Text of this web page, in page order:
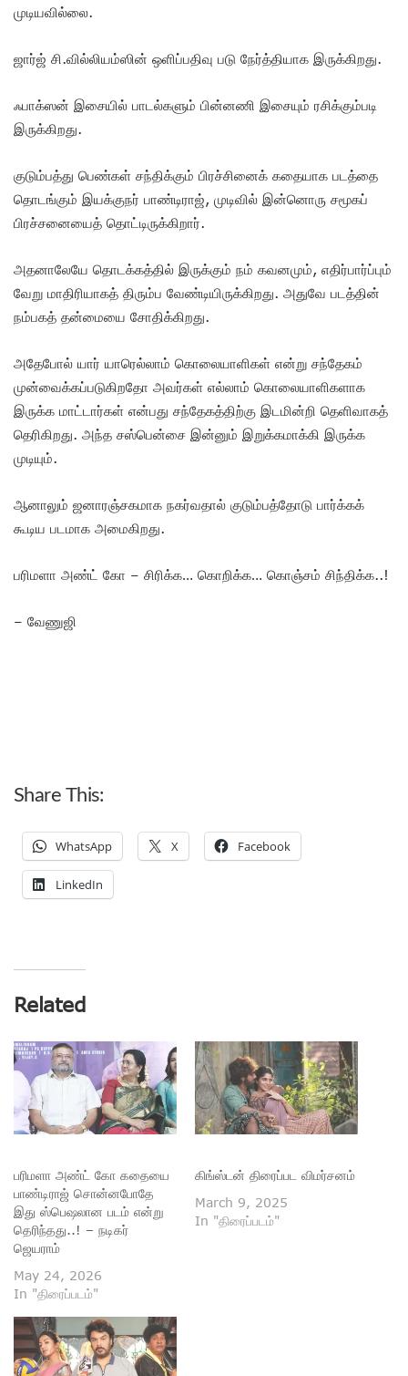
முடியவில்லை.
ஜார்ஜ் சி.வில்லியம்ஸின் ஒளிப்பதிவு படு நேர்த்தியாக இருக்கிறது.
ஃபாக்ஸன் இசையில் பாடல்களும் பின்னணி இசையும் ரசிக்கும்படி
இருக்கிறது.
குடும்பத்து பெண்கள் சந்திக்கும் பிரச்சினைக் கதையாக படத்தை
தொடங்கும் இயக்குநர் பாண்டிராஜ், முடிவில் இன்னொரு சமூகப்
பிரச்சனையைத் தொட்டிருக்கிறார்.
அதனாலேயே தொடக்கத்தில் இருக்கும் நம் கவனமும், எதிர்பார்ப்பும்
வேறு மாதிரியாகத் திரும்ப வேண்டியிருக்கிறது. அதுவே படத்தின்
நம்பகத் தன்மையை சோதிக்கிறது.
அதேபோல் யார் யாரெல்லாம் கொலையாளிகள் என்று சந்தேகம்
முன்வைக்கப்படுகிறதோ அவர்கள் எல்லாம் கொலையாளிகளாக
இருக்க மாட்டார்கள் என்பது சந்தேகத்திற்கு இடமின்றி தெளிவாகத்
தெரிகிறது. அந்த சஸ்பென்சை இன்னும் இறுக்கமாக்கி இருக்க
முடியும்.
ஆனாலும் ஜனாரஞ்சகமாக நகர்வதால் குடும்பத்தோடு பார்க்கக்
கூடிய படமாக அமைகிறது.
பரிமளா அண்ட் கோ – சிரிக்க… கொறிக்க… கொஞ்சம் சிந்திக்க..!
– வேணுஜி
Share This:
WhatsApp X Facebook
LinkedIn
Related
பரிமளா அண்ட் கோ கதையை
பாண்டிராஜ் சொன்னபோதே
இது ஸ்பெஷலான படம் என்று
தெரிந்தது..! – நடிகர்
ஜெயராம்
May 24, 2026
In "திரைப்படம்"
கிங்ஸ்டன் திரைப்பட விமர்சனம்
March 9, 2025
In "திரைப்படம்"